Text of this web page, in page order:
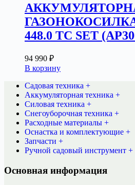
ГАЗОНОКОСИЛКА
448.0 TC SET
94 990 ₽
В корзину
Садовая техника +
Аккумуляторная техника +
Силовая техника +
Снегоуборочная техника +
Расходные материалы +
Оснастка и комплектующие +
Запчасти +
Ручной садовый инструмент +
Основная информация